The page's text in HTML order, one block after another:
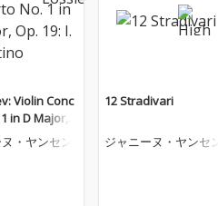
Violin Conc
in D Major,
Andantino
・ヤンセン
12 Stradivari
ジャニーヌ・ヤンセン